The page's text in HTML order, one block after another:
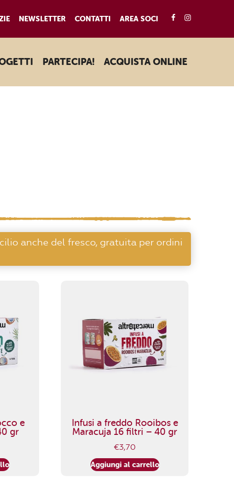
NEWSLETTER CONTATTI AREA SOCI FACEBOOK
PARTECIPA! ACQUISTA ONLINE
anche del fresco, gratuita per ordini
e
gr
Infusi a freddo Rooibos e
Maracuja 16 filtri – 40 gr
€3,70
Aggiungi al carrello